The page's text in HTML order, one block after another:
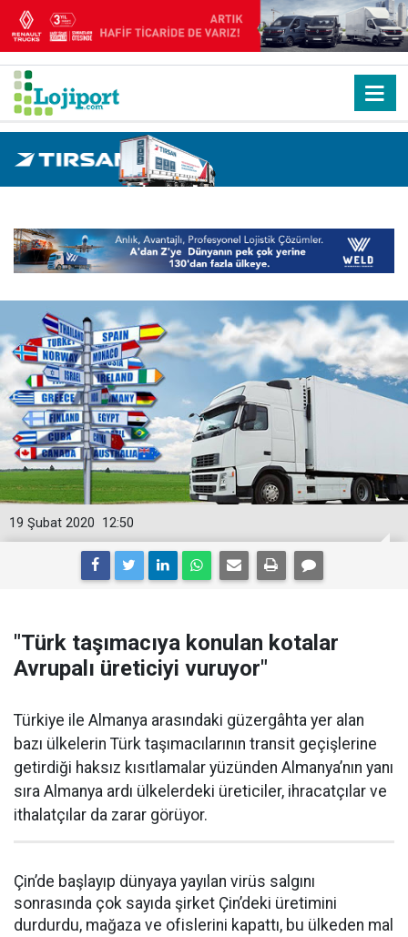
12:50
19 Şubat 2020
"Türk taşımacıya konulan kotalar
Avrupalı üreticiyi vuruyor"
Türkiye ile Almanya arasındaki güzergâhta yer alan
bazı ülkelerin Türk taşımacılarının transit geçişlerine
getirdiği haksız kısıtlamalar yüzünden Almanya’nın yanı
sıra Almanya ardı ülkelerdeki üreticiler, ihracatçılar ve
ithalatçılar da zarar görüyor.
Çin’de başlayıp dünyaya yayılan virüs salgını
sonrasında çok sayıda şirket Çin’deki üretimini
durdurdu, mağaza ve ofislerini kapattı, bu ülkeden mal